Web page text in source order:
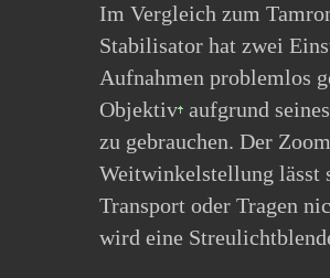
Im Vergleich zum
Stabilisator hat zwei
Aufnahmen problemlos
Objektiv aufgrund
zu gebrauchen. Der
Weitwinkelstellung lässt
Transport oder Tragen
wird eine